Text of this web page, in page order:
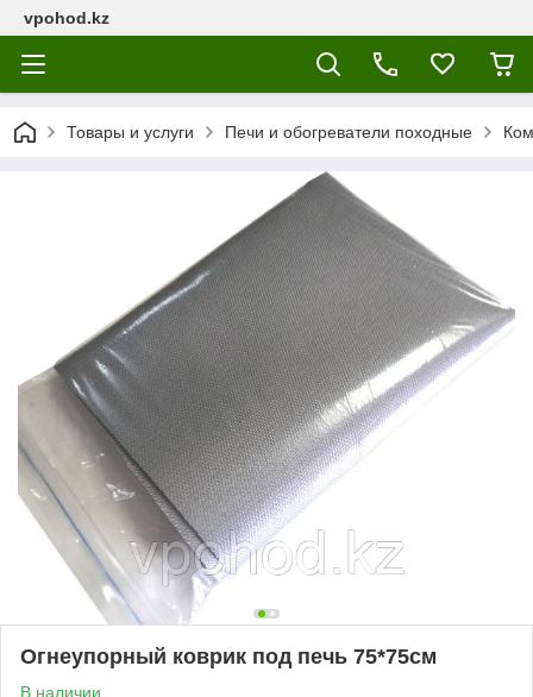
vpohod.kz
Товары и услуги Печи и обогреватели походные
Огнеупорный коврик под печь 75*75см
В наличии